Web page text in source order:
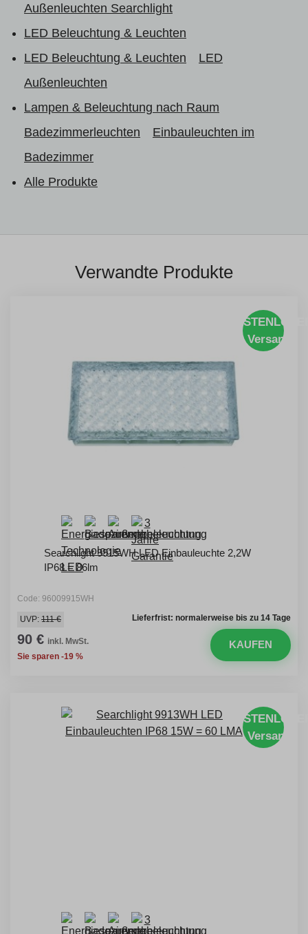
Außenleuchten Searchlight
LED Beleuchtung & Leuchten
LED Beleuchtung & Leuchten
LED
Außenleuchten
Lampen & Beleuchtung nach Raum
Badezimmerleuchten
Einbauleuchten im
Badezimmer
Alle Produkte
Verwandte Produkte
Versand
Searchlight 9915WH LED Einbauleuchte 2,2W
IP68 = 86lm
Code: 96009915WH
Lieferfrist: normalerweise bis zu 14 Tage
UVP: 111 €
90 € inkl. MwSt.
Sie sparen -19 %
KAUFEN
Versand